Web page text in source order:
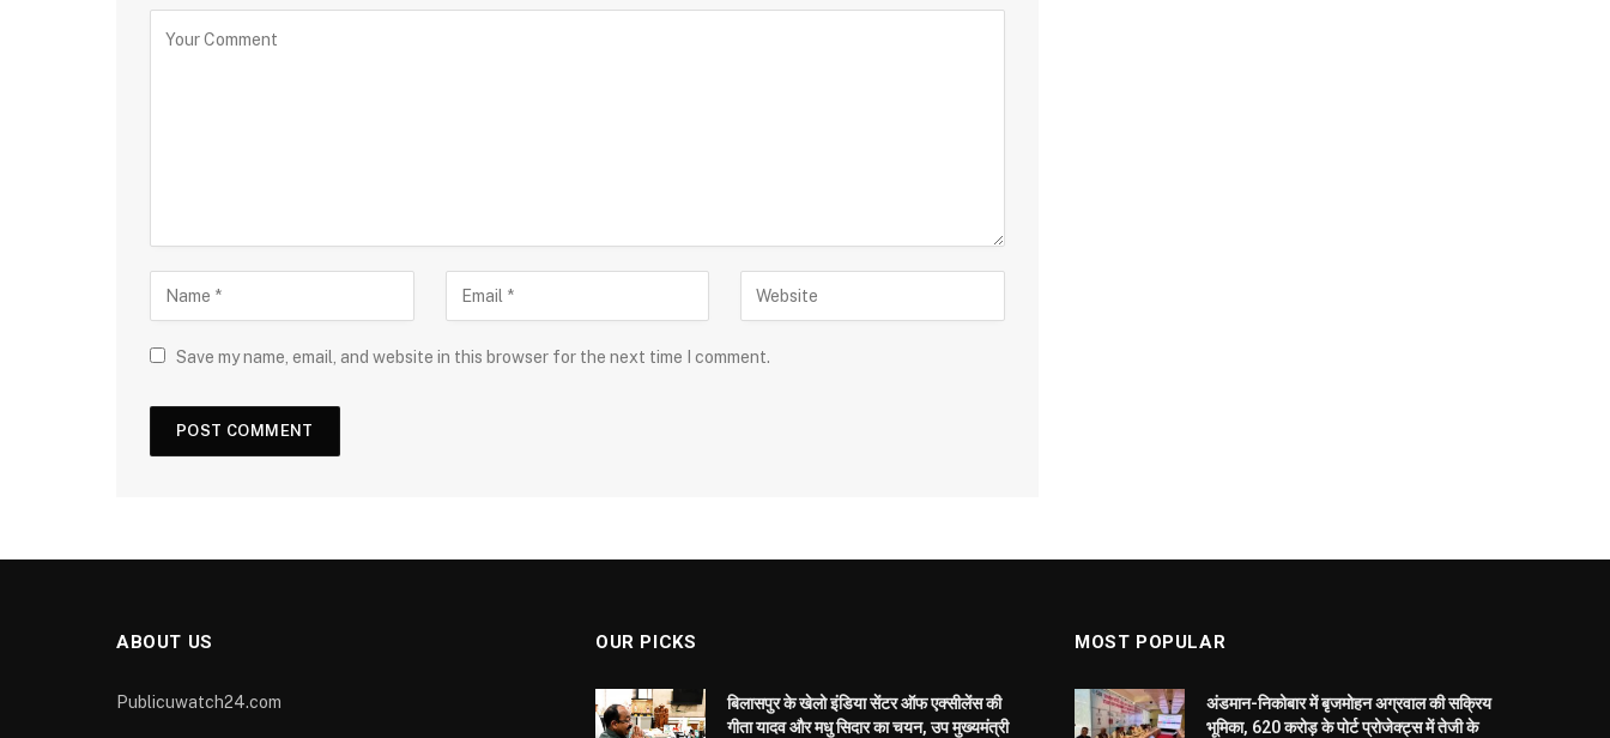
Save my name, email, and website in this browser for the next time I comment.
ABOUT US
Publicuwatch24.com
OUR PICKS
बिलासपुर के खेलो इंडिया सेंटर ऑफ एक्सीलेंस की
गीता यादव और मधु सिदार का चयन, उप मुख्यमंत्री
MOST POPULAR
अंडमान-निकोबार में बृजमोहन अग्रवाल की सक्रिय
भूमिका, 620 करोड़ के पोर्ट प्रोजेक्ट्स में तेजी के